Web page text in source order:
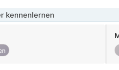
kennenlernen